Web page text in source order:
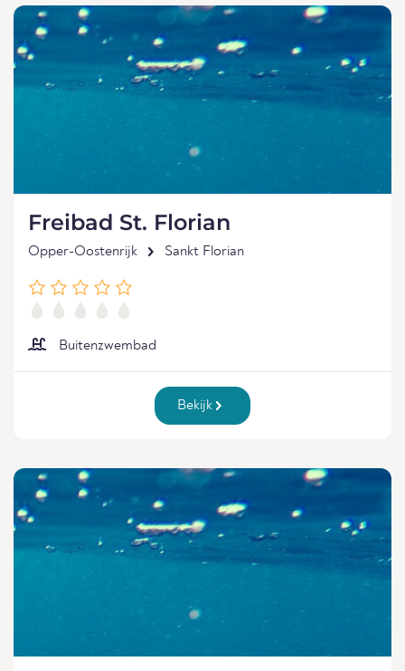
Freibad St. Florian
Opper-Oostenrijk Sankt Florian
Buitenzwembad
Bekijk